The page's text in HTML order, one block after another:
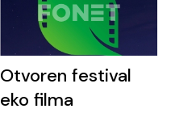
Otvoren festival
eko filma